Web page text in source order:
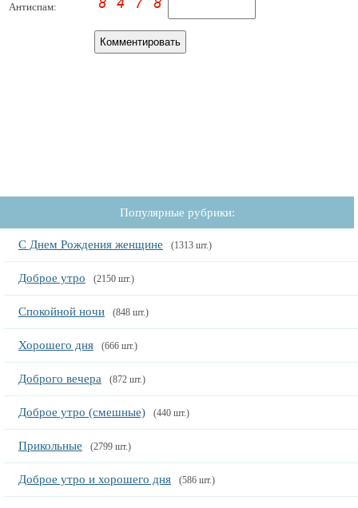
Антиспам:
Популярные рубрики:
С Днем Рождения женщине (1313 шт.)
Доброе утро (2150 шт.)
Спокойной ночи (848 шт.)
Хорошего дня (666 шт.)
Доброго вечера (872 шт.)
Доброе утро (смешные) (440 шт.)
Прикольные (2799 шт.)
Доброе утро и хорошего дня (586 шт.)